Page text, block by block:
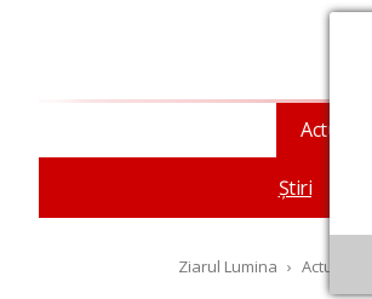
Știri
Ziarul Lumina ›